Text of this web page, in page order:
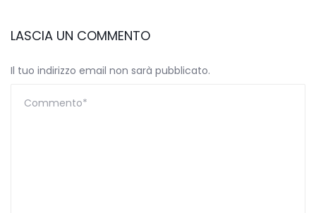
LASCIA UN COMMENTO
Il tuo indirizzo email non sarà pubblicato.